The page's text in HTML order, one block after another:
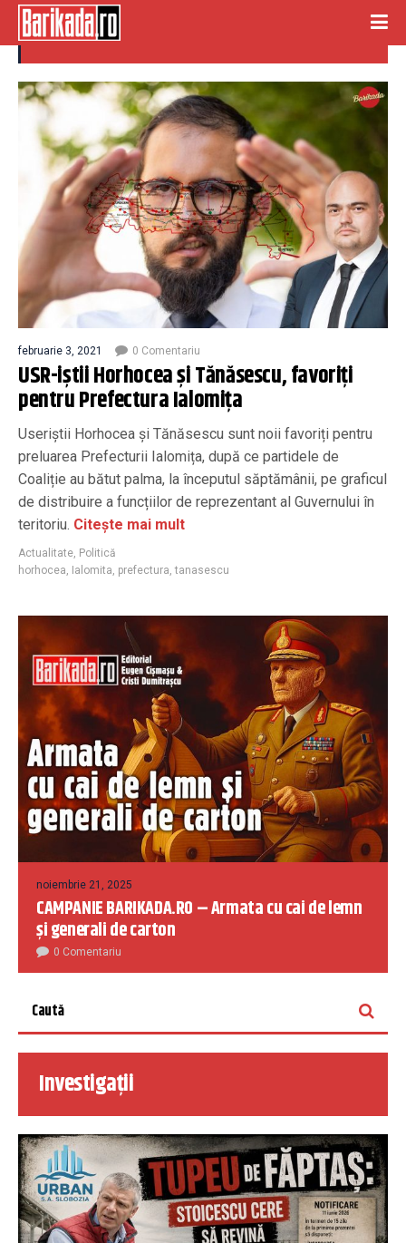
tanasescu
februarie 3, 2021 0 Comentariu
USR-iștii Horhocea și Tănăsescu, favoriți
pentru Prefectura Ialomița
Useriștii Horhocea și Tănăsescu sunt noii favoriți pentru
preluarea Prefecturii Ialomița, după ce partidele de
Coaliție au bătut palma, la începutul săptămânii, pe graficul
de distribuire a funcțiilor de reprezentant al Guvernului în
teritoriu. Citește mai mult
Actualitate, Politică
horhocea, Ialomita, prefectura,tanasescu
noiembrie 21, 2025
CAMPANIE BARIKADA.RO – Armata cu cai de lemn
și generali de carton
0 Comentariu
Investigații